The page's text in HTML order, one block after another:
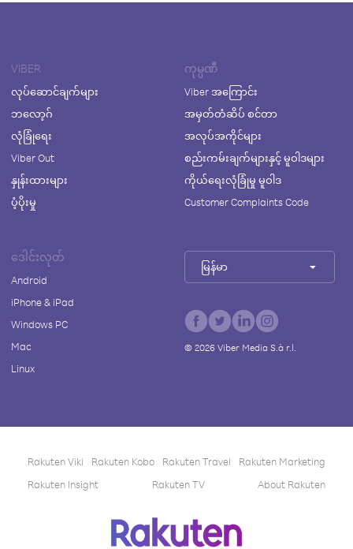
VIBER
လုပ်ဆောင်ချက်များ
ဘလော့ဂ်
လုံခြုံရေး
Viber Out
နှုန်းထားများ
ပံ့ပိုးမှု
ကုမ္ပဏီ
Viber အကြောင်း
အမှတ်တံဆိပ် စင်တာ
အလုပ်အကိုင်များ
စည်းကမ်းချက်များနှင့် မူဝါဒများ
ကိုယ်ရေးလုံခြုံမှု မူဝါဒ
Customer Complaints Code
ဒေါင်းလုတ်
Android
iPhone & iPad
Windows PC
Mac
Linux
မြန်မာ
© 2026Viber Media S.à r.l.
Rakuten Viki Rakuten Kobo Rakuten Travel
Rakuten Marketing
Rakuten Insight
Rakuten TV About Rakuten